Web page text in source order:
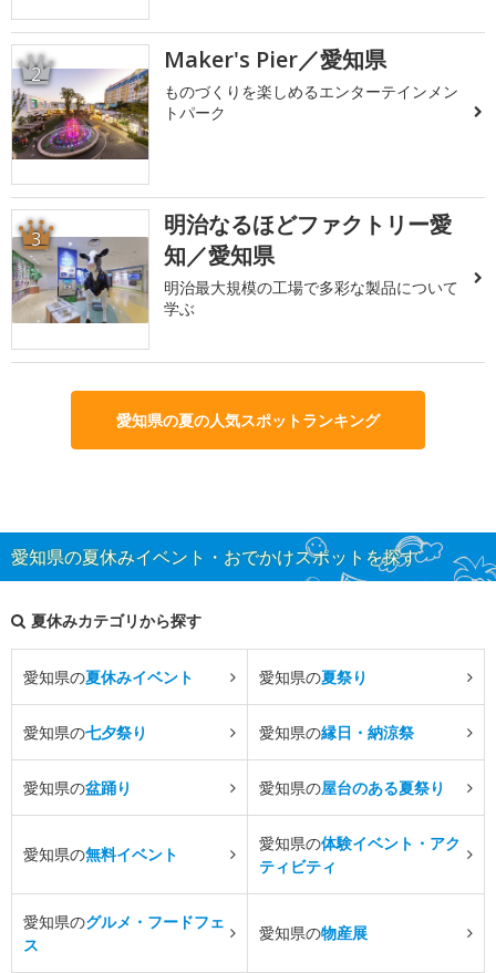
2 Maker's Pier／愛知県
ものづくりを楽しめるエンターテインメン
トパーク
3
明治なるほどファクトリー愛
知／愛知県
明治最大規模の工場で多彩な製品について
学ぶ
愛知県の夏の人気スポットランキング
愛知県の夏休みイベント・おでかけスポットを探す
夏休みカテゴリから探す
愛知県の夏休みイベント 愛知県の夏祭り
愛知県の七夕祭り 愛知県の縁日・納涼祭
愛知県の盆踊り 愛知県の屋台のある夏祭り
愛知県の無料イベント
愛知県の体験イベント・アク
ティビティ
愛知県のグルメ・フードフェ
ス
愛知県の物産展